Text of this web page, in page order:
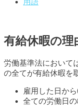
用語
有給休暇の理
労働基準法において
の全てが有給休暇を
雇用した日か
全ての労働日